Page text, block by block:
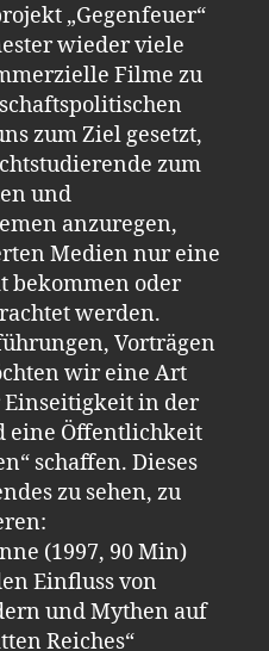
„Gegenfeuer“
wieder viele
Filme zu
zum Ziel gesetzt,
zum
und
anzuregen,
Medien nur eine
bekommen oder
werden.
Vorträgen
wir eine Art
Einseitigkeit in der
eine Öffentlichkeit
schaffen. Dieses
zu sehen, zu
(1997, 90 Min)
Einfluss von
und Mythen auf
Reiches“